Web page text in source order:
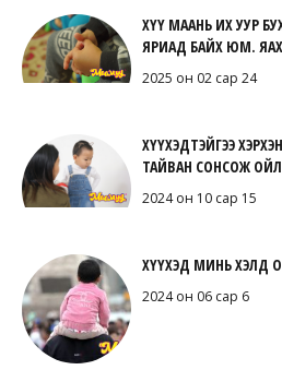
ХҮҮ МААНЬ ИХ УУР
ЯРИАД БАЙХ ЮМ. ЯАХ
2025 он 02 сар 24
ХҮҮХЭДТЭЙГЭЭ
ТАЙВАН СОНСОЖ
2024 он 10 сар 15
ХҮҮХЭД МИНЬ ХЭЛД
2024 он 06 сар 6